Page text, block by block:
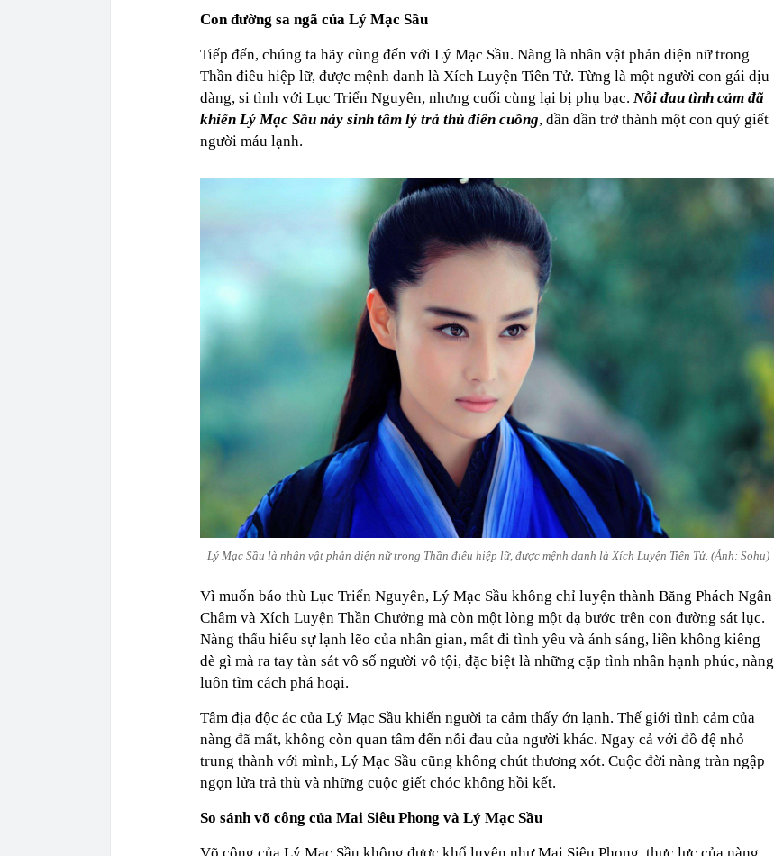
Con đường sa ngã của Lý Mạc Sầu
Tiếp đến, chúng ta hãy cùng đến với Lý Mạc Sầu. Nàng là nhân vật phản diện nữ trong
Thần điêu hiệp lữ, được mệnh danh là Xích Luyện Tiên Tử. Từng là một người con gái dịu
dàng, si tình với Lục Triển Nguyên, nhưng cuối cùng lại bị phụ bạc. Nỗi đau tình cảm đã
khiến Lý Mạc Sầu nảy sinh tâm lý trả thù điên cuồng, dần dần trở thành một con quỷ giết
người máu lạnh.
Lý Mạc Sầu là nhân vật phản diện nữ trong Thần điêu hiệp lữ, được mệnh danh là Xích Luyện Tiên Tử. (Ảnh: Sohu)
Vì muốn báo thù Lục Triển Nguyên, Lý Mạc Sầu không chỉ luyện thành Băng Phách Ngân
Châm và Xích Luyện Thần Chưởng mà còn một lòng một dạ bước trên con đường sát lục.
Nàng thấu hiểu sự lạnh lẽo của nhân gian, mất đi tình yêu và ánh sáng, liền không kiêng
dè gì mà ra tay tàn sát vô số người vô tội, đặc biệt là những cặp tình nhân hạnh phúc, nàng
luôn tìm cách phá hoại.
Tâm địa độc ác của Lý Mạc Sầu khiến người ta cảm thấy ớn lạnh. Thế giới tình cảm của
nàng đã mất, không còn quan tâm đến nỗi đau của người khác. Ngay cả với đồ đệ nhỏ
trung thành với mình, Lý Mạc Sầu cũng không chút thương xót. Cuộc đời nàng tràn ngập
ngọn lửa trả thù và những cuộc giết chóc không hồi kết.
So sánh võ công của Mai Siêu Phong và Lý Mạc Sầu